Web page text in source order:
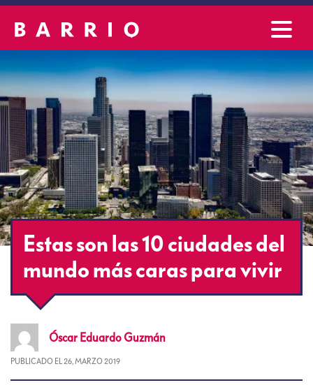
Estas son las 10 ciudades del
mundo más caras para vivir
Óscar Eduardo Guzmán
PUBLICADO EL 26, MARZO 2019